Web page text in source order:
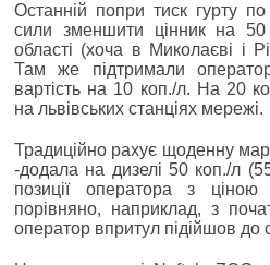
Останній попри тиск гурту
сили зменшити цінник на 50
області (хоча в Миколаєві і
Там же підтримали
вартість на 10 коп./л. На 20
на львівських станціях мережі.
Традиційно рахує щоденну
-додала на дизелі 50 коп./л
позиції оператора з
порівняно, наприклад, з
оператор впритул підійшов до